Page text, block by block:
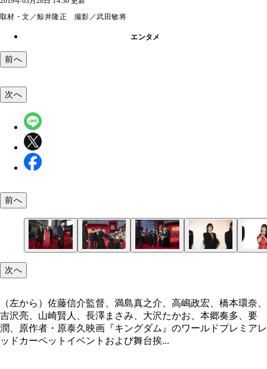
取材・文／鯨井隆正 撮影／武田敏将
エンタメ
前へ
次へ
前へ
次へ
（左から）佐藤信介監督、満島真之介、高嶋政宏、橋本環奈、
吉沢亮、山崎賢人、長澤まさみ、大沢たかお、本郷奏多、要
潤、原作者・原泰久映画『キングダム』のワールドプレミアレ
ッドカーペットイベントおよび舞台挨...